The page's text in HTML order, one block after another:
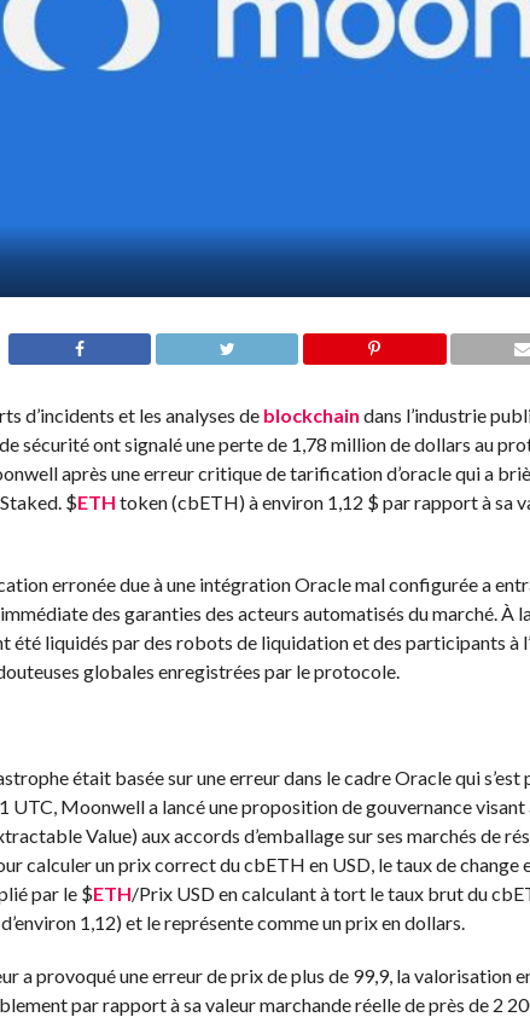
d’incidents et les analyses de blockchain dans l’industrie
sécurité ont signalé une perte de 1,78 million de dollars au
après une erreur critique de tarification d’oracle qui a
$ETH token (cbETH) à environ 1,12 $ par rapport à sa
erronée due à une intégration Oracle mal configurée a
des garanties des acteurs automatisés du marché. À
été liquidés par des robots de liquidation et des participants à
globales enregistrées par le protocole.
était basée sur une erreur dans le cadre Oracle qui
UTC, Moonwell a lancé une proposition de gouvernance
Value) aux accords d’emballage sur ses marchés de
calculer un prix correct du cbETH en USD, le taux de change
par le $ETH/Prix USD en calculant à tort le taux brut du
1,12) et le représente comme un prix en dollars.
a provoqué une erreur de prix de plus de 99,9, la valorisation
par rapport à sa valeur marchande réelle de près de 2